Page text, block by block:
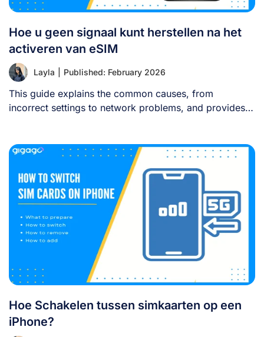
Hoe u geen signaal kunt herstellen na het
activeren van eSIM
Layla Published: February 2026
This guide explains the common causes, from
incorrect settings to network problems, and provides
Hoe Schakelen tussen simkaarten op een
iPhone?